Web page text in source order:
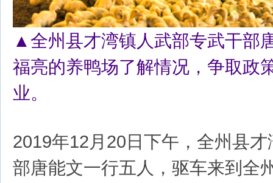
▲全州县才湾镇人武部专武干部
福亮的养鸭场了解情况，争取政
业。
2019年12月20日下午，全州县
部唐能文一行五人，驱车来到全